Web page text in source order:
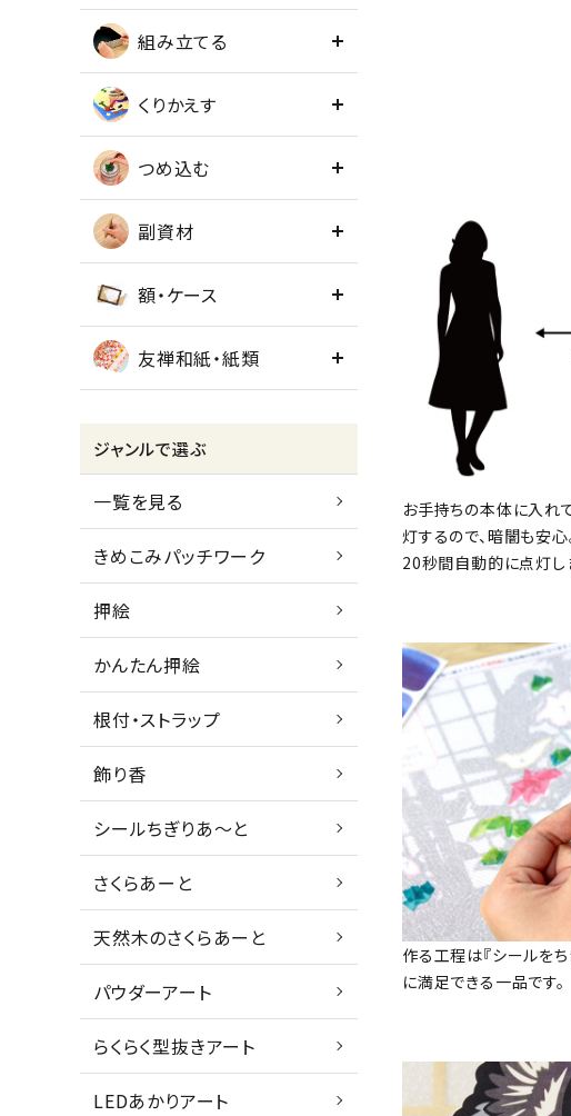
組み立てる
くりかえす
つめ込む
副資材
額・ケース
友禅和紙・紙類
ジャンルで選ぶ
一覧を見る
きめこみパッチワーク
押絵
かんたん押絵
根付・ストラップ
飾り香
シールちぎりあ～と
さくらあーと
天然木のさくらあーと
パウダーアート
らくらく型抜きアート
LEDあかりアート
お手持ちの本体に入れ
灯するので、暗闇も安
20秒間自動的に点灯し
作る工程は『シールを
に満足できる一品です。